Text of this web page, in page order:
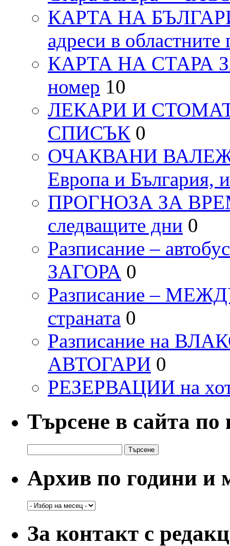
КАРТА НА
адреси в областните
КАРТА НА СТАРА
номер 10
ЛЕКАРИ И
СПИСЪК 0
ОЧАКВАНИ ВАЛЕЖИ
Европа и България,
ПРОГНОЗА ЗА
следващите дни 0
Разписание –
ЗАГОРА 0
Разписание –
страната 0
Разписание на
АВТОГАРИ 0
РЕЗЕРВАЦИИ на
Търсене в сайта
за:
Архив по години и
Архив
и
месеци
За контакт с